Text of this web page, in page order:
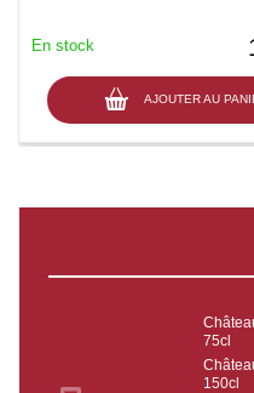
AJOUTER AU
En stock
75cl
150cl